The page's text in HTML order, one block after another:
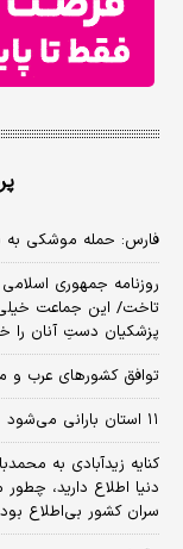
فارس: حمله موشکی به
روزنامه جمهوری
تاخت/ این جماعت خیلی
پزشکیان دستِ آنان را
توافق کشورهای عرب و
۱۱ استان بارانی می‌شود
کنایه زیدآبادی به
دنیا اطلاع دارید،
سران کشور بی‌اطلاع